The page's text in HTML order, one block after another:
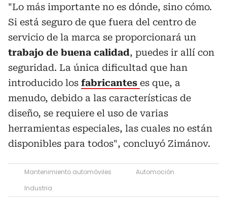
"Lo más importante no es dónde, sino cómo.
Si está seguro de que fuera del centro de
servicio de la marca se proporcionará un
trabajo de buena calidad, puedes ir allí con
seguridad. La única dificultad que han
introducido los fabricantes es que, a
menudo, debido a las características de
diseño, se requiere el uso de varias
herramientas especiales, las cuales no están
disponibles para todos", concluyó Zimánov.
Mantenimiento automóviles
Automoción
Industria